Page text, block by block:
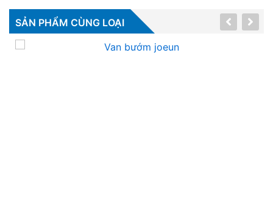
SẢN PHẨM CÙNG LOẠI